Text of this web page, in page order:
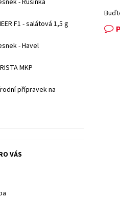
- Rusinka
F1 - salátová 1,5 g
- Havel
MKP
přípravek na
VÁS